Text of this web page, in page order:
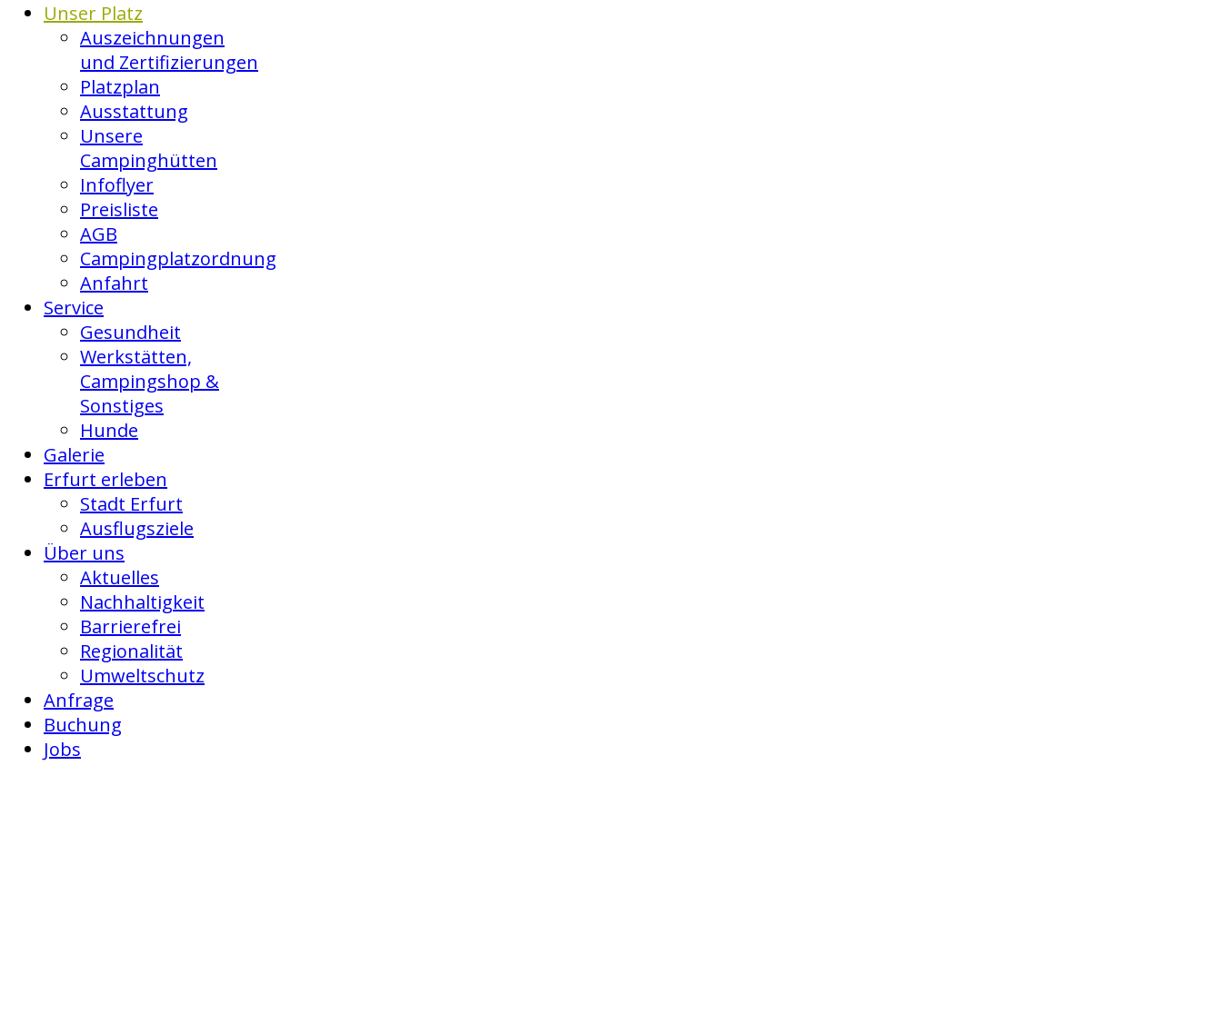
Unser Platz
Auszeichnungen
und Zertifizierungen
Platzplan
Ausstattung
Unsere
Campinghütten
Infoflyer
Preisliste
AGB
Campingplatzordnung
Anfahrt
Service
Gesundheit
Werkstätten,
Campingshop &
Sonstiges
Hunde
Galerie
Erfurt erleben
Stadt Erfurt
Ausflugsziele
Über uns
Aktuelles
Nachhaltigkeit
Barrierefrei
Regionalität
Umweltschutz
Anfrage
Buchung
Jobs